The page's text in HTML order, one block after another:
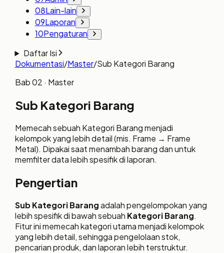
08Lain-lain
09Laporan
10Pengaturan
Daftar Isi
Dokumentasi/Master/Sub Kategori Barang
Bab02 · Master
Sub Kategori Barang
Memecah sebuah Kategori Barang menjadi
kelompok yang lebih detail (mis. Frame → Frame
Metal). Dipakai saat menambah barang dan untuk
memfilter data lebih spesifik di laporan.
Pengertian
Sub Kategori Barangadalah pengelompokan yang
lebih spesifik di bawah sebuah Kategori Barang.
Fitur ini memecah kategori utama menjadi kelompok
yang lebih detail, sehingga pengelolaan stok,
pencarian produk, dan laporan lebih terstruktur.